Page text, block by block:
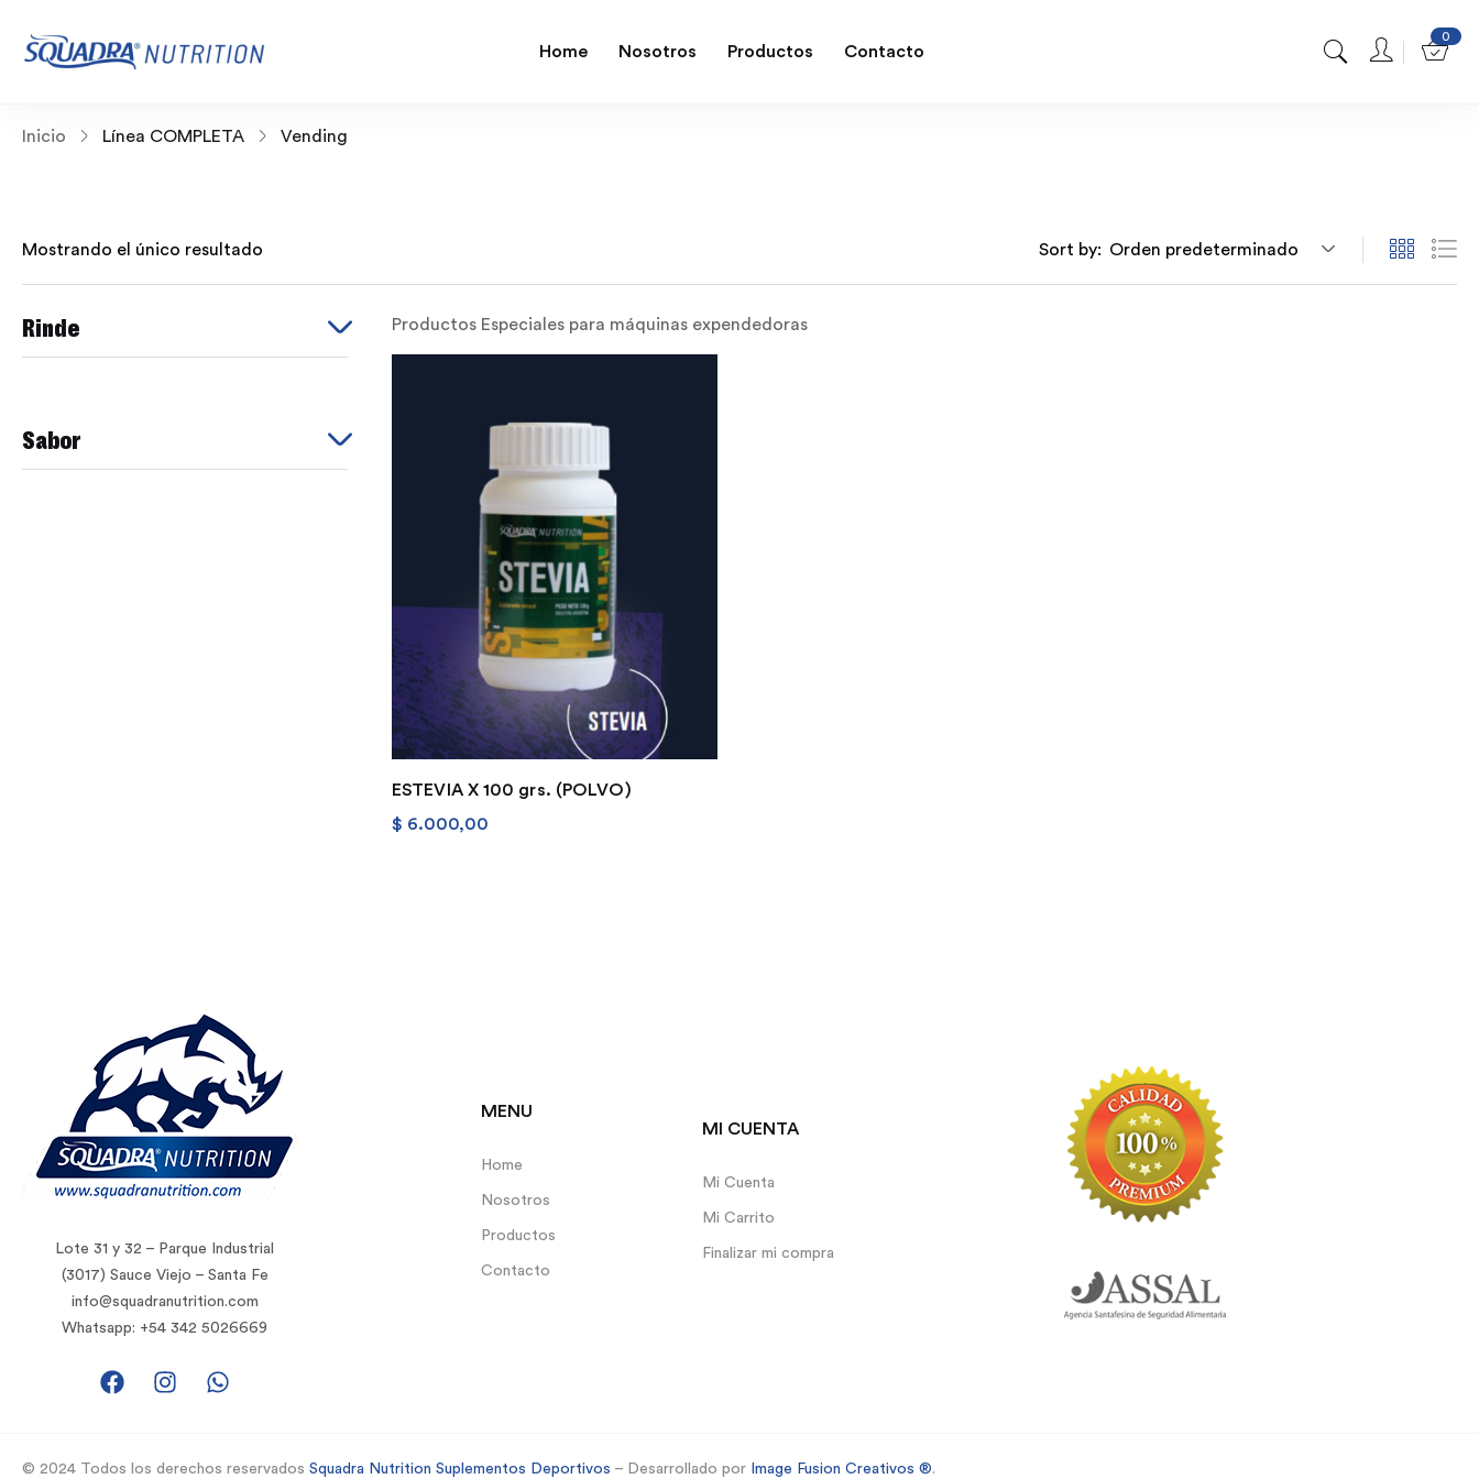
Home Nosotros Productos Contacto
0
Inicio Línea COMPLETA Vending
Mostrando el único resultado Sort by: Orden predeterminado
Rinde
Sabor
Productos Especiales para máquinas expendedoras
ESTEVIA X 100 grs. (POLVO)
$ 6.000,00
Lote 31 y 32 – Parque Industrial
(3017) Sauce Viejo – Santa Fe
info@squadranutrition.com
Whatsapp: +54 342 5026669
MENU
Home
Nosotros
Productos
Contacto
MI CUENTA
Mi Cuenta
Mi Carrito
Finalizar mi compra
© 2024 Todos los derechos reservados Squadra Nutrition Suplementos Deportivos – Desarrollado por Image Fusion Creativos ®.